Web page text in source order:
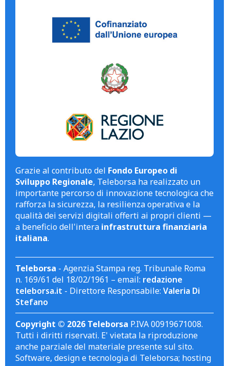
Grazie al contributo del Fondo Europeo di
Sviluppo Regionale, Teleborsa ha realizzato un
importante percorso di innovazione tecnologica che
rafforza la sicurezza, la resilienza operativa e la
qualità dei servizi digitali offerti ai propri clienti —
a beneficio dell'intera infrastruttura finanziaria
italiana.
Teleborsa - Agenzia Stampa reg. Tribunale Roma
n. 169/61 del 18/02/1961 – email: redazione
teleborsa.it - Direttore Responsabile: Valeria Di
Stefano
Copyright © 2026 Teleborsa P.IVA 00919671008.
Tutti i diritti riservati. E' vietata la riproduzione
anche parziale del materiale presente sul sito.
Software, design e tecnologia di Teleborsa; hosting